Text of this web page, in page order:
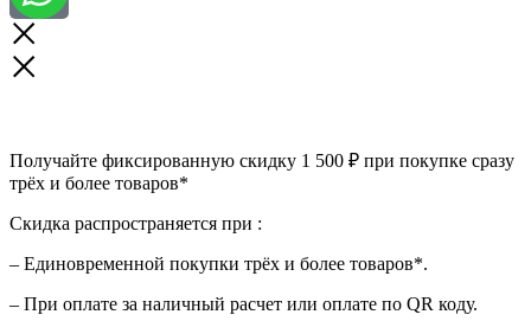
Получайте фиксированную скидку 1 500 ₽ при покупке сразу
трёх и более товаров*
Скидка распространяется при :
– Единовременной покупки трёх и более товаров*.
– При оплате за наличный расчет или оплате по QR коду.